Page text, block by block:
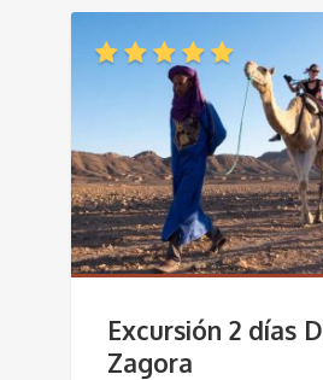
Excursión 2 días
Zagora